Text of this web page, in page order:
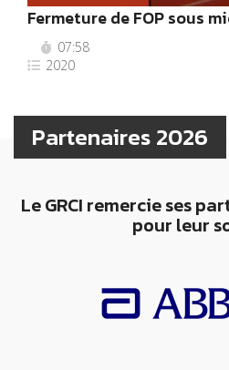
Fermeture de FOP sous
07:58
2020
Partenaires 2026
Le GRCI remercie ses
pour leur